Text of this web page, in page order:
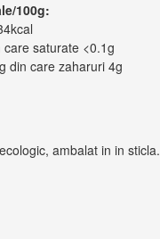
100g:
saturate <0.1g
din care zaharuri 4g
ambalat in in sticla.